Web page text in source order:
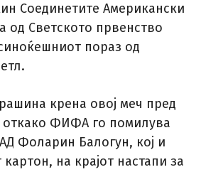
Соединетите Американски
од Светското првенство
пораз од
крена овој меч пред
откако ФИФА го помилува
Фоларин Балогун, кој и
на крајот настапи за